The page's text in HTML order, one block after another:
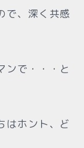
で、深く共感
ンで・・・と
はホント、ど